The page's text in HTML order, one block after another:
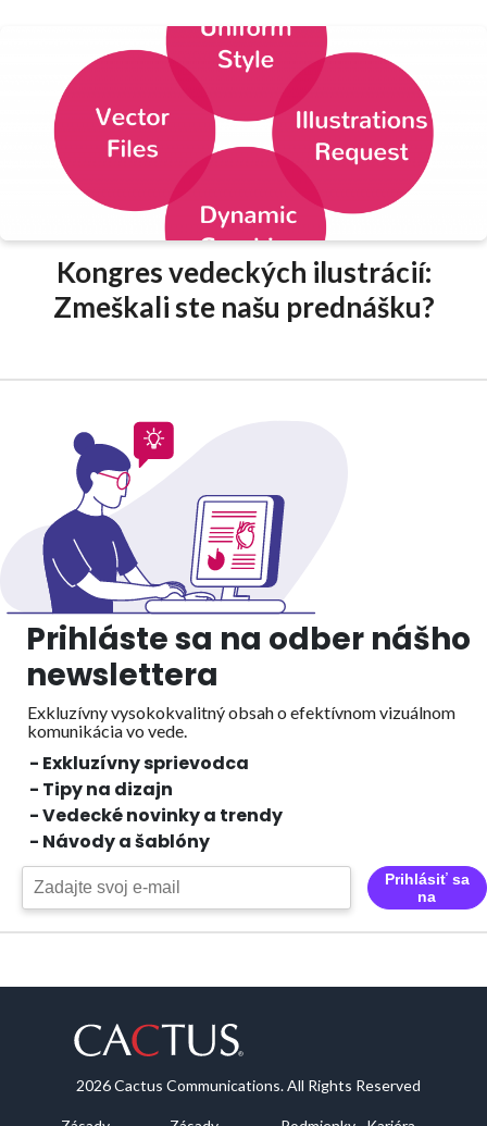
Kongres vedeckých ilustrácií:
Zmeškali ste našu prednášku?
Prihláste sa na odber nášho
newslettera
Exkluzívny vysokokvalitný obsah o efektívnom vizuálnom
komunikácia vo vede.
- Exkluzívny sprievodca
- Tipy na dizajn
- Vedecké novinky a trendy
- Návody a šablóny
Prihlásiť sa
na
2026 Cactus Communications. All Rights Reserved